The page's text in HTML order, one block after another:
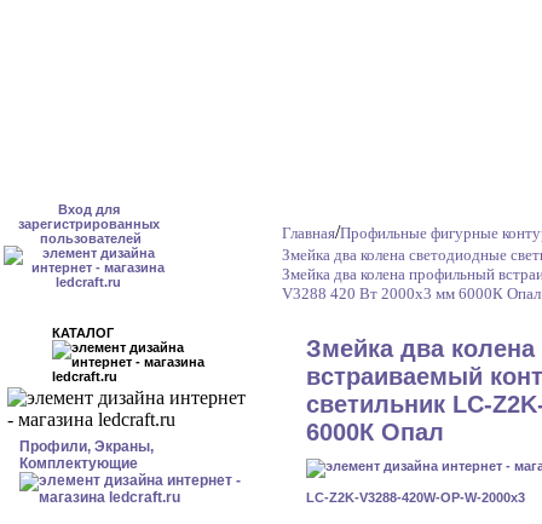
Вход для
зарегистрированных
пользователей
КАТАЛОГ
Профили, Экраны,
Комплектующие
Главная/Профильные фигурные
Змейка два колена светодиодные
Змейка два колена профильный
V3288 420 Вт 2000x3 мм 6000К Опал
Змейка два
встраиваемый
светильник LC-
6000К Опал
LC-Z2K-V3288-420W-OP-W-2000x3